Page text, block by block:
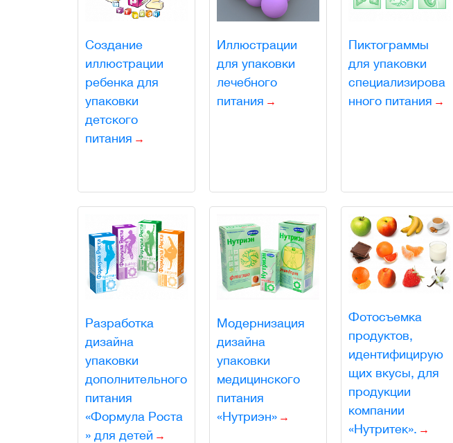
Создание
иллюстрации
ребенка для
упаковки
детского
питания
Иллюстрации
для упаковки
лечебного
питания
Пиктограммы
для упаковки
специализирова
нного питания
Разработка
дизайна
упаковки
дополнительного
питания
«Формула Роста
» для детей
Модернизация
дизайна
упаковки
медицинского
питания
«Нутриэн»
Фотосъемка
продуктов,
идентифицирую
щих вкусы, для
продукции
компании
«Нутритек».